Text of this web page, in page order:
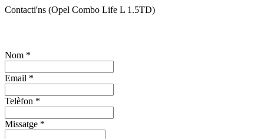
Contacti'ns (Opel Combo Life L 1.5TD)
Nom *
Email *
Telèfon *
Missatge *